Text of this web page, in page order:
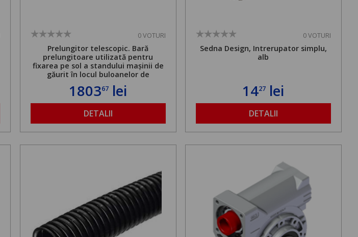
0 VOTURI
Prelungitor telescopic. Bară
prelungitoare utilizată pentru
fixarea pe sol a standului mașinii de
găurit în locul buloanelor de
ancorare. Greutate maximă admisă
de 500 kg și înălțime reglabilă de la
180367 lei
DETALII
0 VOTURI
Sedna Design, Intrerupator simplu,
alb
1427 lei
DETALII